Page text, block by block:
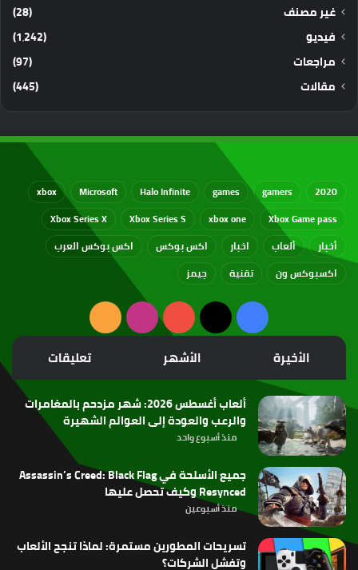
غير مصنف
(28)
فيديو
(1٬242)
مراجعات
(97)
مقالات
(445)
2020
gamers
games
Halo Infinite
Microsoft
xbox
Xbox Game pass
xbox one
Xbox Series S
Xbox Series X
أخبار
ألعاب اخبار اكس بوكس
اكس بوكس العرب
اكسبوكس ون
تقنية جيمز
فيسبوك
‫X
‫YouTubeانستقرامملخص
الموقع
RSS
الأخيرة الأشهر تعليقات
ألعاب أغسطس 2026: شهر مزدحم بالمغامرات
والرعب والعودة إلى العوالم الشهيرة
منذ أسبوع واحد
جميع الأسلحة في Assassin’s Creed: Black Flag
Resynced وكيف تحصل عليها
منذ أسبوعين
تسريحات المطورين مستمرة: لماذا تنجح الألعاب
وتفشل الشركات؟